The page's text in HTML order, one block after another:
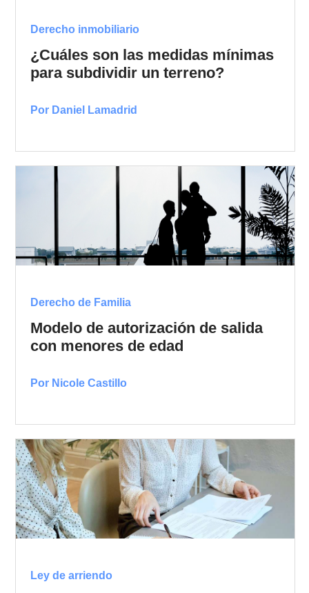
Derecho inmobiliario
¿Cuáles son las medidas mínimas
para subdividir un terreno?
Por Daniel Lamadrid
Derecho de Familia
Modelo de autorización de salida
con menores de edad
Por Nicole Castillo
Ley de arriendo